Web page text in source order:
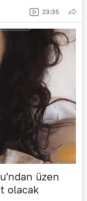
23:35
üzen
olacak